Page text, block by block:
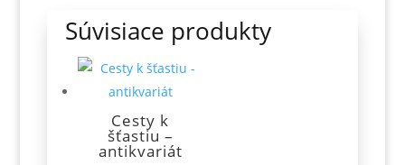
Súvisiace produkty
Cesty k
šťastiu –
antikvariát